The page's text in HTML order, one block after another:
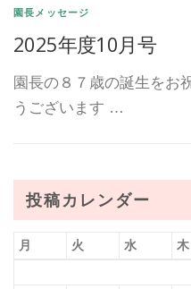
園長メッセージ
2025年度10月号
園長の８７歳の誕生をお
うございます …
投稿カレンダー
月 火 水 木